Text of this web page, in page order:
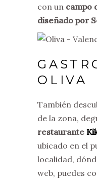
con un campo
diseñado por
OLIVA
También
de la zona,
restaurante
ubicado en el
localidad,
web, puedes